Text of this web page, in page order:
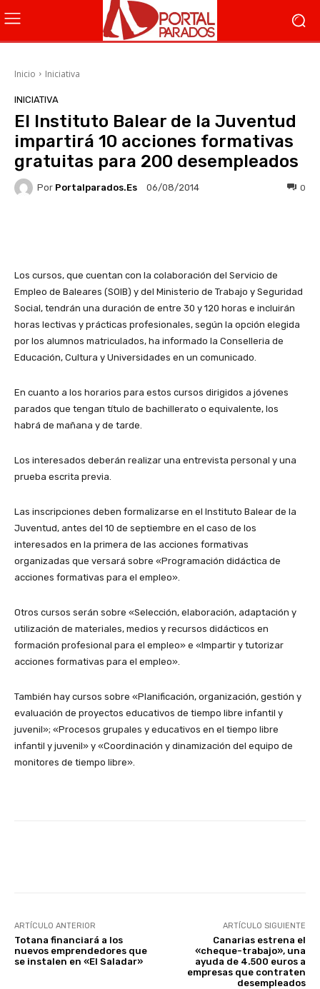
Inicio Iniciativa
INICIATIVA
El Instituto Balear de la Juventud
impartirá 10 acciones formativas
gratuitas para 200 desempleados
Por Portalparados.es 06/08/2014 0
Los cursos, que cuentan con la colaboración del Servicio de
Empleo de Baleares (SOIB) y del Ministerio de Trabajo y Seguridad
Social, tendrán una duración de entre 30 y 120 horas e incluirán
horas lectivas y prácticas profesionales, según la opción elegida
por los alumnos matriculados, ha informado la Conselleria de
Educación, Cultura y Universidades en un comunicado.
En cuanto a los horarios para estos cursos dirigidos a jóvenes
parados que tengan título de bachillerato o equivalente, los
habrá de mañana y de tarde.
Los interesados deberán realizar una entrevista personal y una
prueba escrita previa.
Las inscripciones deben formalizarse en el Instituto Balear de la
Juventud, antes del 10 de septiembre en el caso de los
interesados en la primera de las acciones formativas
organizadas que versará sobre «Programación didáctica de
acciones formativas para el empleo».
Otros cursos serán sobre «Selección, elaboración, adaptación y
utilización de materiales, medios y recursos didácticos en
formación profesional para el empleo» e «Impartir y tutorizar
acciones formativas para el empleo».
También hay cursos sobre «Planificación, organización, gestión y
evaluación de proyectos educativos de tiempo libre infantil y
juvenil»; «Procesos grupales y educativos en el tiempo libre
infantil y juvenil» y «Coordinación y dinamización del equipo de
monitores de tiempo libre».
ARTÍCULO ANTERIOR
Totana financiará a los
nuevos emprendedores que
se instalen en «El Saladar»
ARTÍCULO SIGUIENTE
Canarias estrena el
«cheque-trabajo», una
ayuda de 4.500 euros a
empresas que contraten
desempleados